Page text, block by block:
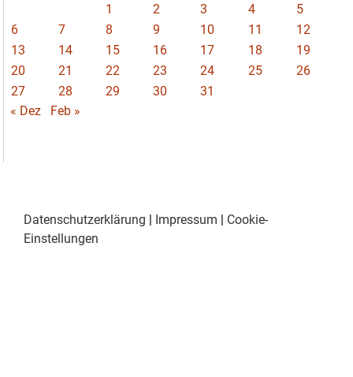
1 2 3 4
5
6
7 8 9 10 11
12
13
14 15 16 17 18
19
20
21 22 23 24 25
26
27
28 29 30
31
« Dez
Feb »
Datenschutzerklärung | Impressum | Cookie-
Einstellungen